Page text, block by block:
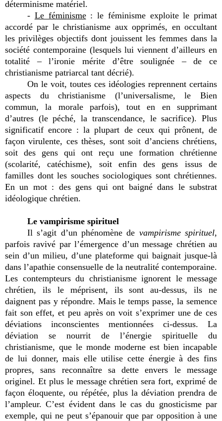
déterminisme matériel.
- Le féminisme: le féminisme exploite le primat
accordé par le christianisme aux opprimés, en occultant
les privilèges objectifs dont jouissent les femmes dans la
société contemporaine (lesquels lui viennent d’ailleurs en
totalité – l’ironie mérite d’être soulignée – de ce
christianisme patriarcal tant décrié).
On le voit, toutes ces idéologies reprennent certains
aspects du christianisme (l’universalisme, le Bien
commun, la morale parfois), tout en en supprimant
d’autres (le péché, la transcendance, le sacrifice). Plus
significatif encore : la plupart de ceux qui prônent, de
façon virulente, ces thèses, sont soit d’anciens chrétiens,
soit des gens qui ont reçu une formation chrétienne
(scolarité, catéchisme), soit enfin des gens issus de
familles dont les souches sociologiques sont chrétiennes.
En un mot : des gens qui ont baigné dans le substrat
idéologique chrétien.
Le vampirisme spirituel
Il s’agit d’un phénomène de vampirisme spirituel,
parfois ravivé par l’émergence d’un message chrétien au
sein d’un milieu, d’une plateforme qui baignait jusque-là
dans l’apathie consensuelle de la neutralité contemporaine.
Les contempteurs du christianisme ignorent le message
chrétien, ils le méprisent, ils sont au-dessus, ils ne
daignent pas y répondre. Mais le temps passe, la semence
fait son effet, et peu après on voit s’exprimer une de ces
déviations inconscientes mentionnées ci-dessus. La
déviation se nourrit de l’énergie spirituelle du
christianisme, que le monde moderne est bien incapable
de lui donner, mais elle utilise cette énergie à des fins
propres, sans reconnaître sa dette envers le message
originel. Et plus le message chrétien sera fort, exprimé de
façon éloquente, ou répétée, plus la déviation prendra de
l’ampleur. C’est évident dans le cas du gnosticisme par
exemple, qui ne peut s’épanouir que par opposition à une